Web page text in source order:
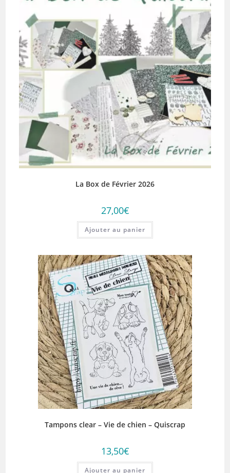
La Box de Février 2026
27,00€
Ajouter au panier
Tampons clear – Vie de chien – Quiscrap
13,50€
Ajouter au panier